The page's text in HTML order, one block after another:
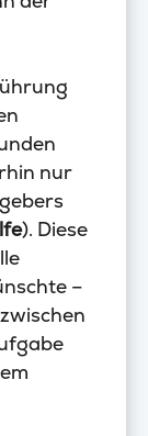
nur
). Diese
–